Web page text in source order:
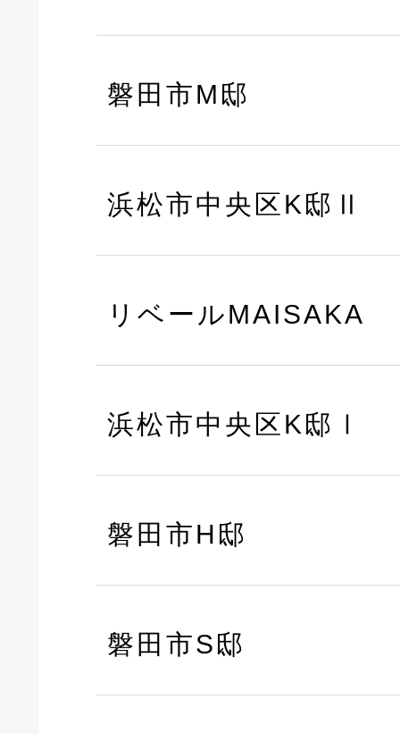
磐田市M邸
浜松市中央区K邸Ⅱ
リベールMAISAKA
浜松市中央区K邸Ⅰ
磐田市H邸
磐田市S邸